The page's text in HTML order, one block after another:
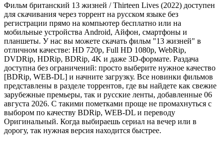
Фильм британский 13 жизней / Thirteen Lives (2022) доступен
для скачивания через торрент на русском языке без
регистрации прямо на компьютер бесплатно или на
мобильные устройства Android, Айфон, смартфоны и
планшеты. У нас вы можете скачать фильм "13 жизней" в
отличном качестве: HD 720p, Full HD 1080p, WebRip,
DVDRip, HDRip, BDRip, 4K и даже 3D-формате. Раздача
доступна без ограничений: просто выберите нужное качество
[BDRip, WEB-DL] и начните загрузку. Все новинки фильмов
представлены в разделе торрентов, где вы найдете как свежие
зарубежные премьеры, так и русские ленты, добавленные 06
августа 2026. С такими пометками проще не промахнуться с
выбором по качеству BDRip, WEB-DL и переводу
Оригинальный. Когда выбираешь сериал на вечер или в
дорогу, так нужная версия находится быстрее.